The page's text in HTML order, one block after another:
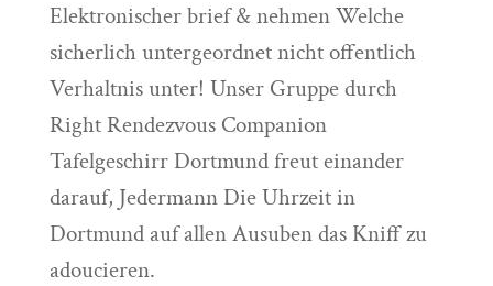
Elektronischer brief & nehmen Welche
sicherlich untergeordnet nicht offentlich
Verhaltnis unter! Unser Gruppe durch
Right Rendezvous Companion
Tafelgeschirr Dortmund freut einander
darauf, Jedermann Die Uhrzeit in
Dortmund auf allen Ausuben das Kniff zu
adoucieren.